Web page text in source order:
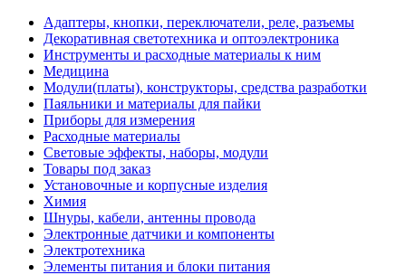
Адаптеры, кнопки, переключатели, реле, разъемы
Декоративная светотехника и оптоэлектроника
Инструменты и расходные материалы к ним
Медицина
Модули(платы), конструкторы, средства разработки
Паяльники и материалы для пайки
Приборы для измерения
Расходные материалы
Световые эффекты, наборы, модули
Товары под заказ
Установочные и корпусные изделия
Химия
Шнуры, кабели, антенны провода
Электронные датчики и компоненты
Электротехника
Элементы питания и блоки питания